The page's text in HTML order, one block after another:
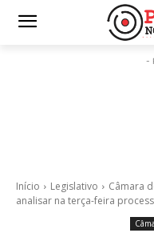
-
Início Legislativo Câmara
analisar na terça-feira